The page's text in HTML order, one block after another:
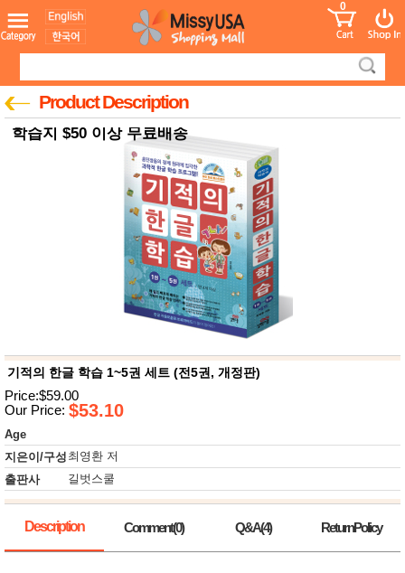
도 어린이
청소년
컬러링
만화
한국학
습지
품
Diet/여
성용품
뷰 스킨케
어
메이크
업
헤어케
어/염색
바디케
남성화
미용제
MissyShop
Login
0
Product Description
학습지 $50 이상 무료배송
기적의 한글 학습 1~5권 세트 (전5권, 개정판)
Price:$59.00
Our Price: $53.10
Age
지은이/구성 최영환 저
출판사
길벗스쿨
Description Comment(0) Q&A(4) ReturnPolicy